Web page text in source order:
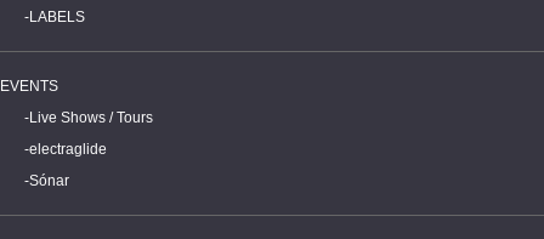
LABELS
EVENTS
Live Shows / Tours
electraglide
Sónar